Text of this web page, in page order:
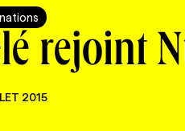
rejoint
2015